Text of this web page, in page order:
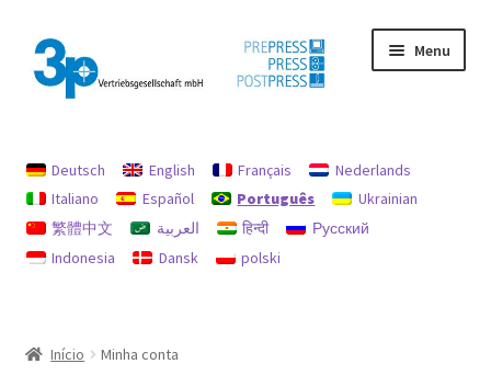
Pular
para
navegação
Pular
para
conteúdo
Menu
imprimir
máquinas usadas
Deutsch English Français
Nederlands
Italiano
Español Português
Ukrainian
繁體中文
العربية हिन्दी
Русский
Indonesia
Dansk polski
Início Minha conta